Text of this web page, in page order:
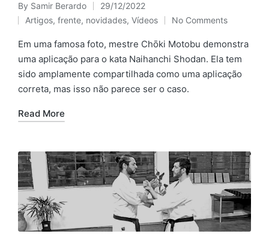
Posted
by
By Samir Berardo 29/12/2022
Posted
in
Artigos, frente, novidades, Vídeos No Comments
Em uma famosa foto, mestre Chōki Motobu demonstra
uma aplicação para o kata Naihanchi Shodan. Ela tem
sido amplamente compartilhada como uma aplicação
correta, mas isso não parece ser o caso.
Read More